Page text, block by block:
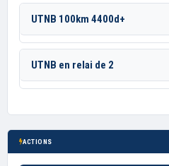
UTNB 100km 4400d+
UTNB en relai de 2
ACTIONS